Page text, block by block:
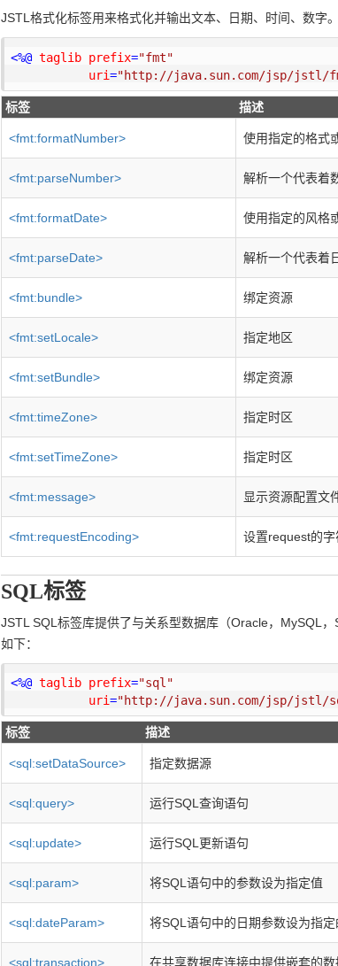
JSTL格式化标签用来格式化并输出文本、日期、时间、数字
<%@ taglib prefix="fmt"
uri="http://java.sun.com/jsp/jstl/
标签 描述
<fmt:formatNumber> 使用指定的格式
<fmt:parseNumber> 解析一个代表着
<fmt:formatDate> 使用指定的风格
<fmt:parseDate> 解析一个代表着
<fmt:bundle> 绑定资源
<fmt:setLocale> 指定地区
<fmt:setBundle> 绑定资源
<fmt:timeZone> 指定时区
<fmt:setTimeZone> 指定时区
<fmt:message> 显示资源配置文
<fmt:requestEncoding> 设置request的字
SQL标签
JSTL SQL标签库提供了与关系型数据库（Oracle，MySQL
如下：
<%@ taglib prefix="sql"
uri="http://java.sun.com/jsp/jstl/
标签 描述
<sql:setDataSource> 指定数据源
<sql:query> 运行SQL查询语句
<sql:update> 运行SQL更新语句
<sql:param> 将SQL语句中的参数设为指定值
<sql:dateParam> 将SQL语句中的日期参数设为指
<sql:transaction> 在共享数据库连接中提供嵌套的